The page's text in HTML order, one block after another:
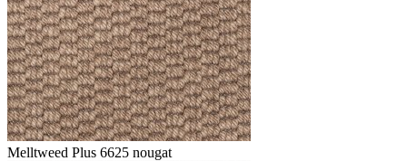
Melltweed Plus 6625 nougat